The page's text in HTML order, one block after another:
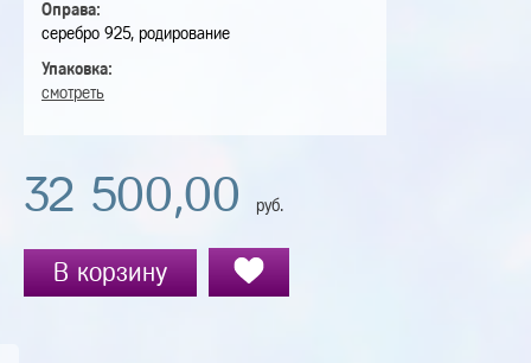
Оправа:
серебро 925, родирование
Упаковка:
смотреть
32 500,00 руб.
В корзину